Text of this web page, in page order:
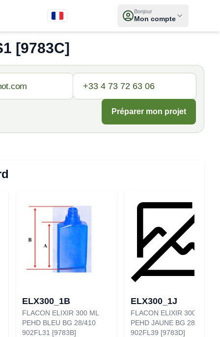
Bonjour
Mon compte
[9783C]
Préparer mon projet
ELX300_1B
FLACON ELIXIR 300 ML
PEHD BLEU BG 28/410
902FL31 [9783B]
ELX300_1J
FLACON ELIXIR 300 ML
PEHD JAUNE BG 28/410
902FL39 [9783D]